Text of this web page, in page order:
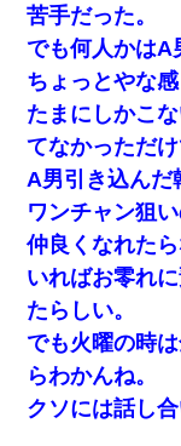
の？」→
友人「酒の勢いで女
「…」
婚活パーティーでよ
てしても結婚て難
デパートの外商『私
していて…』私「！
しくなり・・・
ナンパにほいほい付
三年働いてたパート
引先のトップが母
苦手だった。
でも何人かはA
ちょっとやな
たまにしかこ
てなかっただ
A男引き込んだ
ワンチャン狙
仲良くなれた
いればお零れ
たらしい。
でも火曜の時
らわかんね。
クソには話し